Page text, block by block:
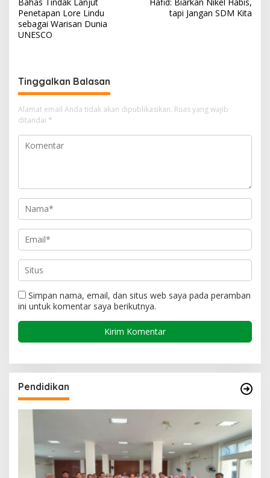
Penetapan Lore Lindu
sebagai Warisan Dunia
UNESCO
tapi Jangan SDM Kita
Tinggalkan Balasan
Alamat email Anda tidak akan dipublikasikan. Ruas yang wajib
ditandai *
Simpan nama, email, dan situs web saya pada peramban
ini untuk komentar saya berikutnya.
Pendidikan